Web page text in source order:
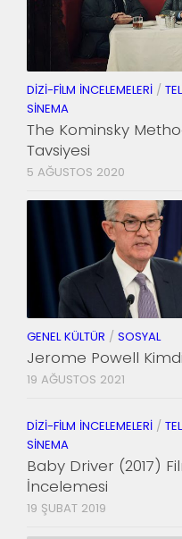
DIZI-FILM İNCELEMELERI /
SINEMA
The Kominsky
Tavsiyesi
5 AĞUSTOS 2020
GENEL KÜLTÜR / SOSYAL
Jerome Powell
19 AĞUSTOS 2021
DIZI-FILM İNCELEMELERI /
SINEMA
Baby Driver (2017)
İncelemesi
19 ŞUBAT 2019